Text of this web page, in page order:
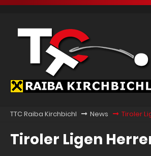
TTC Raiba Kirchbichl News Tiroler
Tiroler Ligen